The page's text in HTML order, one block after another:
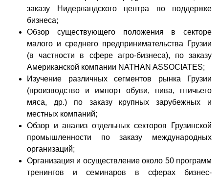
заказу Нидерландского центра по поддержке
бизнеса;
Обзор существующего положения в секторе
малого и среднего предпринимательства Грузии
(в частности в сфере агро-бизнеса), по заказу
Американской компании NATHAN ASSOCIATES;
Изучение различных сегментов рынка Грузии
(производство и импорт обуви, пива, птичьего
мяса, др.) по заказу крупных зарубежных и
местных компаний;
Обзор и анализ отдельных секторов Грузинской
промышленности по заказу международных
организаций;
Организация и осуществление около 50 программ
тренингов и семинаров в сферах бизнес-